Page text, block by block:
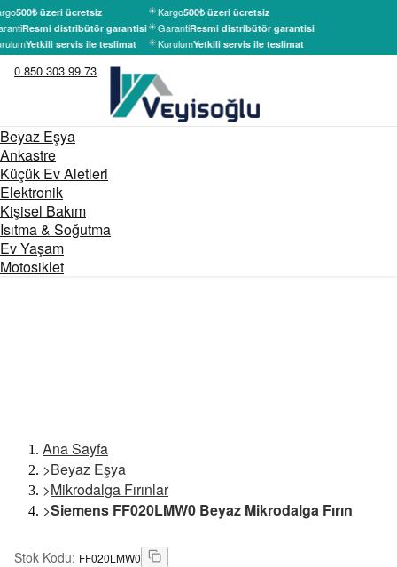
500₺ üzeri ücretsiz
Resmi distribütör garantisi
Yetkili servis ile teslimat
Kargo500₺ üzeri ücretsiz
GarantiResmi distribütör garantisi
KurulumYetkili servis ile teslimat
0 850 303 99 73
Beyaz Eşya
Ankastre
Küçük Ev Aletleri
Elektronik
Kişisel Bakım
Isıtma & Soğutma
Ev Yaşam
Motosiklet
Ana Sayfa
>Beyaz Eşya
>Mikrodalga Fırınlar
>Siemens FF020LMW0 Beyaz Mikrodalga Fırın
Stok Kodu: FF020LMW0